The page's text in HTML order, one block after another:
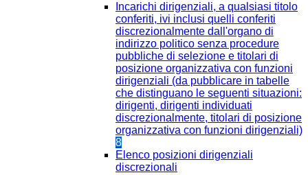
Incarichi dirigenziali, a qualsiasi titolo
conferiti, ivi inclusi quelli conferiti
discrezionalmente dall'organo di
indirizzo politico senza procedure
pubbliche di selezione e titolari di
posizione organizzativa con funzioni
dirigenziali (da pubblicare in tabelle
che distinguano le seguenti situazioni:
dirigenti, dirigenti individuati
discrezionalmente, titolari di posizione
organizzativa con funzioni dirigenziali)
8
Elenco posizioni dirigenziali
discrezionali